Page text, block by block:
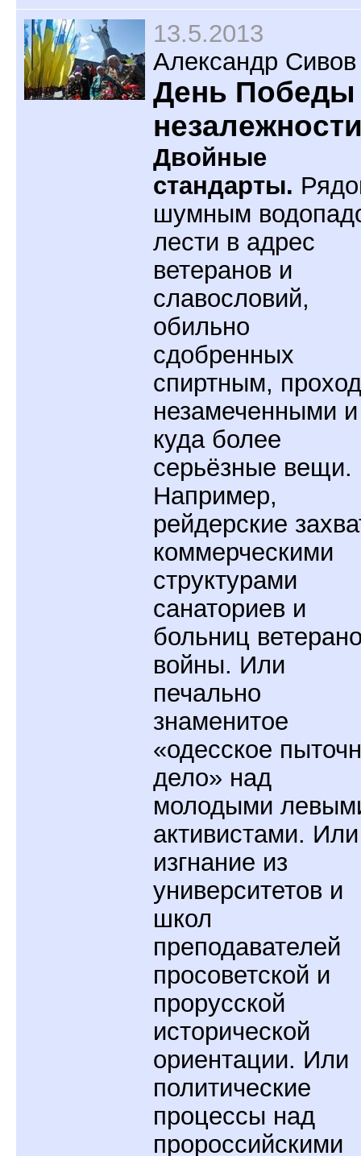
13.5.2013
Александр Сивов
День Победы
Двойные
стандарты.
шумным
лести в адрес
ветеранов и
славословий,
обильно
сдобренных
спиртным,
незамеченными и
куда более
серьёзные вещи.
Например,
рейдерские
коммерческими
структурами
санаториев и
больниц
войны. Или
печально
знаменитое
«одесское
дело» над
молодыми
активистами. Или
изгнание из
университетов и
школ
преподавателей
просоветской и
прорусской
исторической
ориентации. Или
политические
процессы над
пророссийскими